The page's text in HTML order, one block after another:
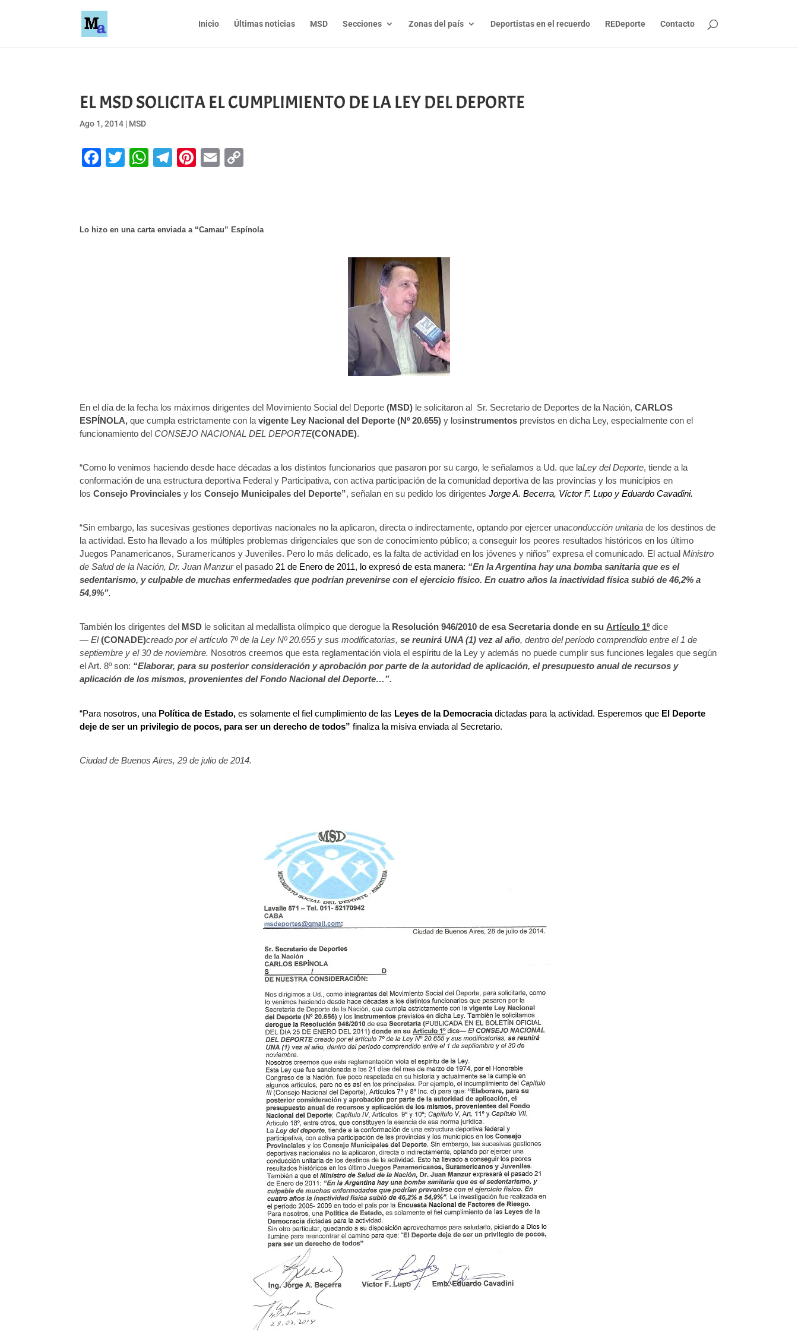
Inicio Últimas noticias MSD Secciones Zonas del país Deportistas en el recuerdo REDeporte Contacto
EL MSD SOLICITA EL CUMPLIMIENTO DE LA LEY DEL DEPORTE
Ago 1, 2014 | MSD
Facebook
Twitter
WhatsApp
Telegram
Pinterest
Email
Lo hizo en una carta enviada a “Camau” Espínola
En el día de la fecha los máximos dirigentes del Movimiento Social del Deporte(MSD) le solicitaron al Sr. Secretario de Deportes de la Nación, CARLOS
ESPÍNOLA,que cumpla estrictamente con lavigente Ley Nacional del Deporte (Nº 20.655)y losinstrumentos previstos en dicha Ley, especialmente con el
funcionamiento delCONSEJO NACIONAL DEL DEPORTE(CONADE).
“Como lo venimos haciendo desde hace décadas a los distintos funcionarios que pasaron por su cargo, le señalamos a Ud. que laLey del Deporte, tiende a la
conformación de una estructura deportiva Federal y Participativa, con activa participación de la comunidad deportiva de las provincias y los municipios en
losConsejo Provinciales y losConsejo Municipales del Deporte”, señalan en su pedido los dirigentesJorge A. Becerra, Víctor F. Lupo y Eduardo Cavadini.
“Sin embargo, las sucesivas gestiones deportivas nacionales no la aplicaron, directa o indirectamente, optando por ejercer unaconducción unitaria de los destinos de
la actividad. Esto ha llevado a los múltiples problemas dirigenciales que son de conocimiento público; a conseguir los peores resultados históricos en los último
Juegos Panamericanos, Suramericanos y Juveniles. Pero lo más delicado, es la falta de actividad en los jóvenes y niños” expresa el comunicado. E l actualMinistro
de Salud de la Nación, Dr. Juan Manzurel pasado 21 de Enero de 2011, lo expresó de esta manera: “En la Argentina hay una bomba sanitaria que es el
sedentarismo, y culpable de muchas enfermedades que podrían prevenirse con el ejercicio físico. En cuatro años la inactividad física subió de 46,2% a
54,9%”.
También los dirigentes del MSD le solicitan al medallista olímpico que derogue la Resolución 946/2010 de esa Secretaria donde en suArtículo 1ºdice
—El(CONADE)creado por el artículo 7º de la Ley Nº 20.655 y sus modificatorias,se reunirá UNA (1) vez al año, dentro del período comprendido entre el 1 de
septiembre y el 30 de noviembre. Nosotros creemos que esta reglamentación viola el espíritu de la Ley y además no puede cumplir sus funciones legales que según
el Art. 8º son: “Elaborar, para su posterior consideración y aprobación por parte de la autoridad de aplicación, el presupuesto anual de recursos y
aplicación de los mismos, provenientes del Fondo Nacional del Deporte…”.
“Para nosotros, una Política de Estado,es solamente el fiel cumplimiento de las Leyes de la Democraciadictadas para la actividad. Esperemos que El Deporte
deje de ser un privilegio de pocos, para ser un derecho de todos” finaliza la misiva enviada al Secretario.
Ciudad de Buenos Aires, 29 de julio de 2014.